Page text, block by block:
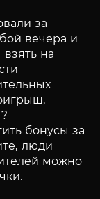
за
вечера и
на
бонусы за
люди
можно